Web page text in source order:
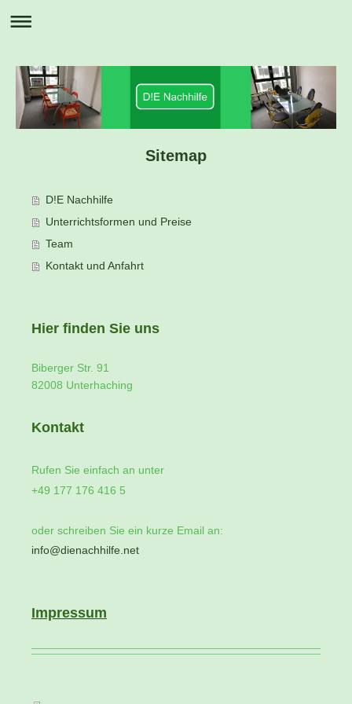
Sitemap
D!E Nachhilfe
Unterrichtsformen und Preise
Team
Kontakt und Anfahrt
Hier finden Sie uns
Biberger Str. 91
82008 Unterhaching
Kontakt
Rufen Sie einfach an unter
+49 177 176 416 5
oder schreiben Sie ein kurze Email an:
info@dienachhilfe.net
Impressum